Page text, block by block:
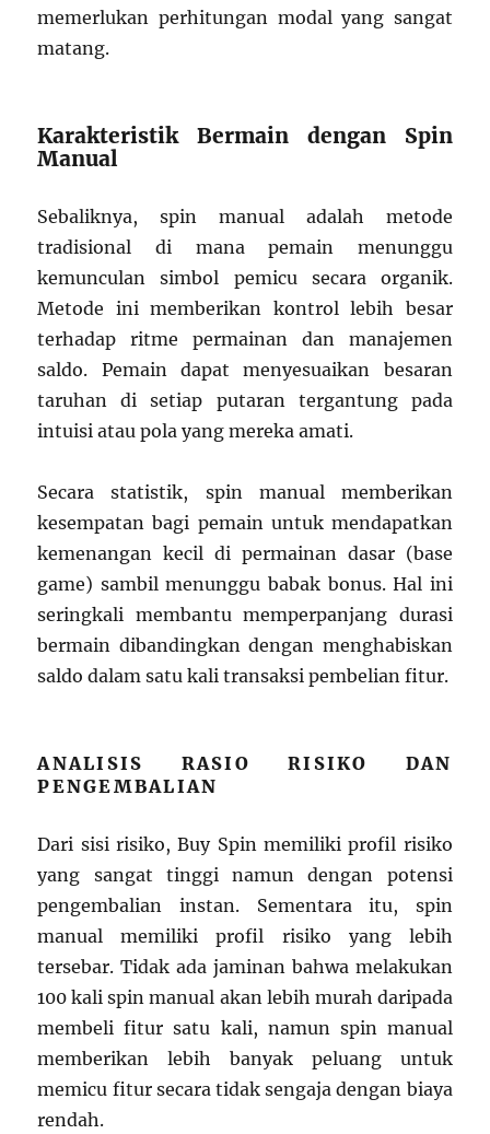
memerlukan perhitungan modal yang sangat
matang.
Karakteristik Bermain dengan Spin
Manual
Sebaliknya, spin manual adalah metode
tradisional di mana pemain menunggu
kemunculan simbol pemicu secara organik.
Metode ini memberikan kontrol lebih besar
terhadap ritme permainan dan manajemen
saldo. Pemain dapat menyesuaikan besaran
taruhan di setiap putaran tergantung pada
intuisi atau pola yang mereka amati.
Secara statistik, spin manual memberikan
kesempatan bagi pemain untuk mendapatkan
kemenangan kecil di permainan dasar (base
game) sambil menunggu babak bonus. Hal ini
seringkali membantu memperpanjang durasi
bermain dibandingkan dengan menghabiskan
saldo dalam satu kali transaksi pembelian fitur.
ANALISIS RASIO RISIKO DAN
PENGEMBALIAN
Dari sisi risiko, Buy Spin memiliki profil risiko
yang sangat tinggi namun dengan potensi
pengembalian instan. Sementara itu, spin
manual memiliki profil risiko yang lebih
tersebar. Tidak ada jaminan bahwa melakukan
100 kali spin manual akan lebih murah daripada
membeli fitur satu kali, namun spin manual
memberikan lebih banyak peluang untuk
memicu fitur secara tidak sengaja dengan biaya
rendah.